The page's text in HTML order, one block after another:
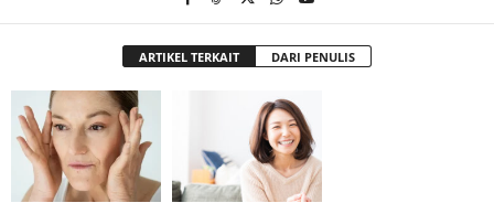
ARTIKEL TERKAIT DARI PENULIS